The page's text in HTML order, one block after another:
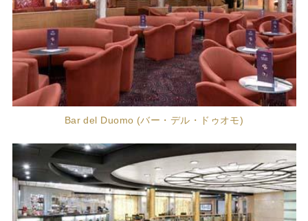
Bar del Duomo (バー・デル・ドゥオモ)